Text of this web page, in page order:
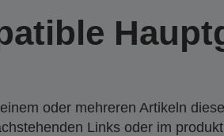
oder mehreren Artikeln
Links oder im